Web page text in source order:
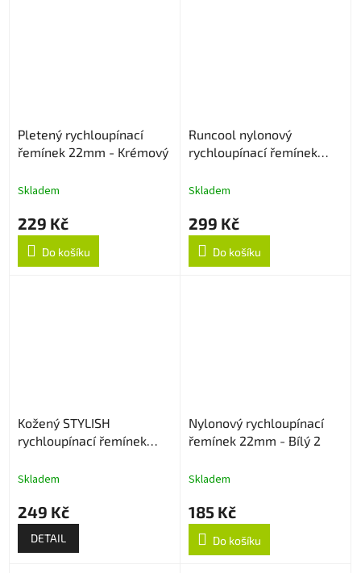
Pletený rychloupínací
řemínek 22mm - Krémový
Skladem
229 Kč
Do košíku
Runcool nylonový
rychloupínací řemínek
Skladem
299 Kč
Do košíku
Kožený STYLISH
rychloupínací řemínek
Skladem
249 Kč
DETAIL
Nylonový rychloupínací
řemínek 22mm - Bílý 2
Skladem
185 Kč
Do košíku